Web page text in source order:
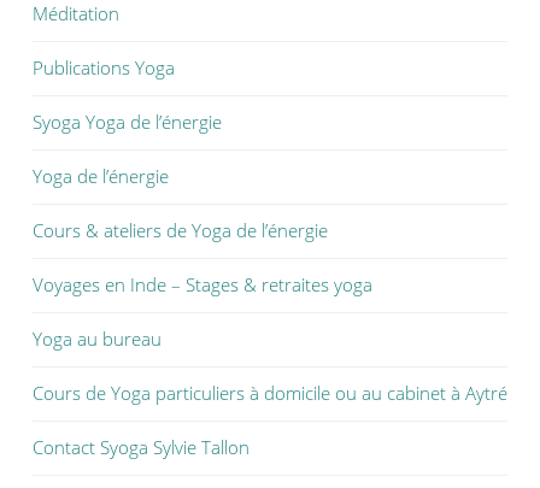
Méditation
Publications Yoga
Syoga Yoga de l’énergie
Yoga de l’énergie
Cours & ateliers de Yoga de l’énergie
Voyages en Inde – Stages & retraites yoga
Yoga au bureau
Cours de Yoga particuliers à domicile ou au cabinet à Aytré
Contact Syoga Sylvie Tallon